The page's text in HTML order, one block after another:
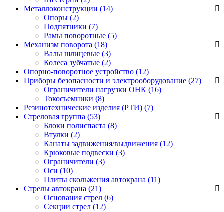
Металлоконструкции (14)
Опоры (2)
Подпятники (7)
Рамы поворотные (5)
Механизм поворота (18)
Валы шлицевые (3)
Колеса зубчатые (2)
Опорно-поворотное устройство (12)
Приборы безопасности и электрооборудование (27)
Ограничители нагрузки ОНК (16)
Токосъемники (8)
Резинотехнические изделия (РТИ) (7)
Стреловая группа (53)
Блоки полиспаста (8)
Втулки (2)
Канаты задвижения/выдвижения (12)
Крюковые подвески (3)
Ограничители (3)
Оси (10)
Плиты скольжения автокрана (11)
Стрелы автокрана (21)
Основания стрел (6)
Секции стрел (12)